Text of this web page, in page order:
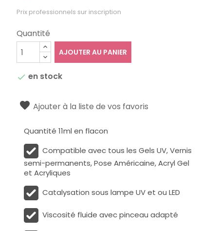
Prix professionnels sur inscription
Quantité
AJOUTER AU PANIER
 en stock
Ajouter à la liste de vos favoris
Quantité 11ml en flacon
Compatible avec tous les Gels UV, Vernis
semi-permanents, Pose Américaine, Acryl Gel
et Acryliques
Catalysation sous lampe UV et ou LED
Viscosité fluide avec pinceau adapté